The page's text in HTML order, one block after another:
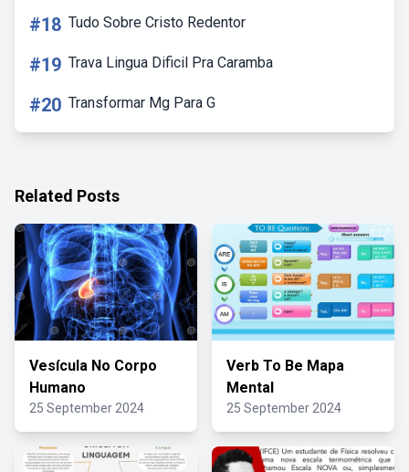
#18 Tudo Sobre Cristo Redentor
#19 Trava Lingua Dificil Pra Caramba
#20 Transformar Mg Para G
Related Posts
Vesícula No Corpo
Humano
25 September 2024
Verb To Be Mapa
Mental
25 September 2024